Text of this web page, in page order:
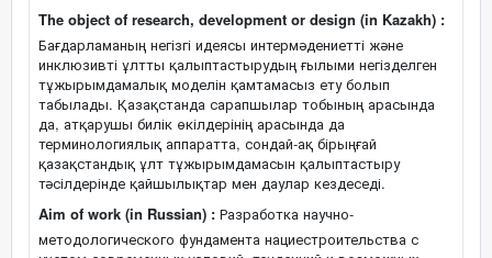
The object of research, development or design (in Kazakh) :
Бағдарламаның негізгі идеясы интермәдениетті және
инклюзивті ұлтты қалыптастырудың ғылыми негізделген
тұжырымдамалық моделін қамтамасыз ету болып
табылады. Қазақстанда сарапшылар тобының арасында
да, атқарушы билік өкілдерінің арасында да
терминологиялық аппаратта, сондай-ақ бірыңғай
қазақстандық ұлт тұжырымдамасын қалыптастыру
тәсілдерінде қайшылықтар мен даулар кездеседі.
Aim of work (in Russian) : Разработка научно-
методологического фундамента нациестроительства с